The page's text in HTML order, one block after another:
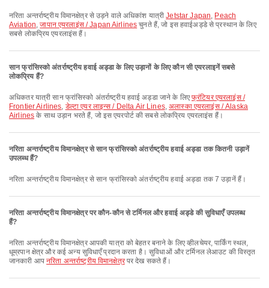
नरिता अन्तर्राष्ट्रीय विमानक्षेत्र से उड़ने वाले अधिकांश यात्रीJetstar Japan, Peach
Aviation,जापान एयरलाइंस / Japan Airlines चुनते हैं, जो इस हवाईअड्डे से प्रस्थान के लिए
सबसे लोकप्रिय एयरलाइंस हैं।
सान फ्रांसिस्को अंतर्राष्ट्रीय हवाई अड्डा के लिए उड़ानों के लिए कौन सी एयरलाइनें सबसे
लोकप्रिय हैं?
अधिकतर यात्री सान फ्रांसिस्को अंतर्राष्ट्रीय हवाई अड्डा जाने के लिएफ्रंटियर एयरलाइंस /
Frontier Airlines, डेल्टा एयर लाइन्स / Delta Air Lines,अलास्का एयरलाइंस / Alaska
Airlines के साथ उड़ान भरते हैं, जो इस एयरपोर्ट की सबसे लोकप्रिय एयरलाइंस हैं।
नरिता अन्तर्राष्ट्रीय विमानक्षेत्र से सान फ्रांसिस्को अंतर्राष्ट्रीय हवाई अड्डा तक कितनी उड़ानें
उपलब्ध हैं?
नरिता अन्तर्राष्ट्रीय विमानक्षेत्र से सान फ्रांसिस्को अंतर्राष्ट्रीय हवाई अड्डा तक 7 उड़ानें हैं।
नरिता अन्तर्राष्ट्रीय विमानक्षेत्र पर कौन-कौन से टर्मिनल और हवाई अड्डे की सुविधाएँ उपलब्ध
हैं?
नरिता अन्तर्राष्ट्रीय विमानक्षेत्र आपकी यात्रा को बेहतर बनाने के लिए व्हीलचेयर, पार्किंग स्थल,
धूम्रपान क्षेत्र और कई अन्य सुविधाएँ प्रदान करता है। सुविधाओं और टर्मिनल लेआउट की विस्तृत
जानकारी आपनरिता अन्तर्राष्ट्रीय विमानक्षेत्रपर देख सकते हैं।